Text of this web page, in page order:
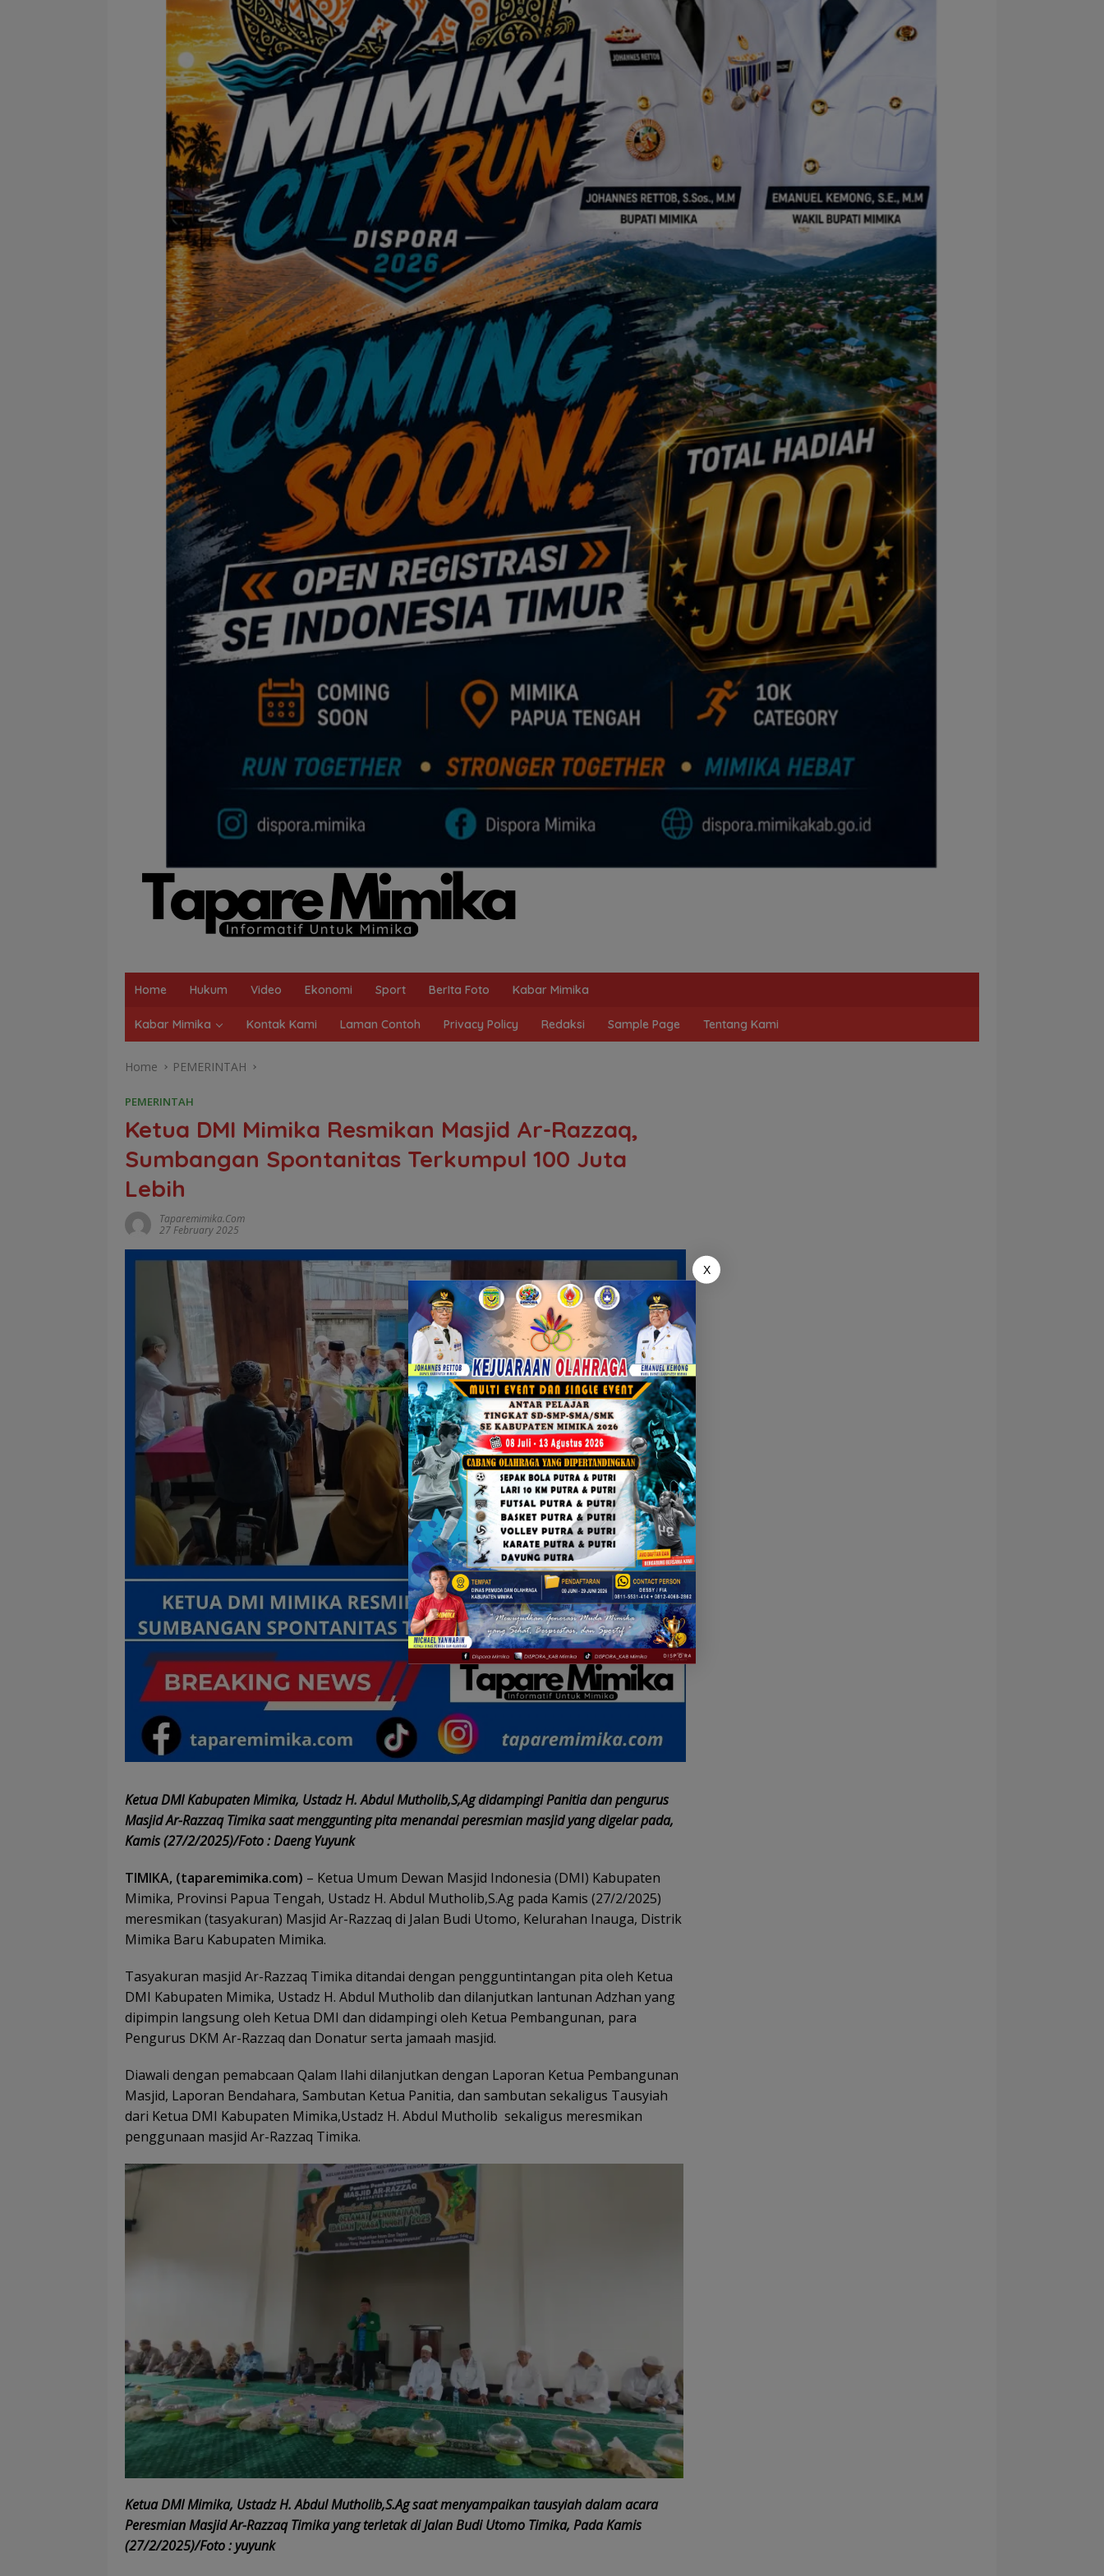
Home Hukum Video Ekonomi Sport BerIta Foto Kabar Mimika
Kabar Mimika Kontak Kami Laman Contoh Privacy Policy Redaksi Sample Page Tentang Kami
Home PEMERINTAH
PEMERINTAH
Ketua DMI Mimika Resmikan Masjid Ar-Razzaq,
Sumbangan Spontanitas Terkumpul 100 Juta
Lebih
Taparemimika.com
27 February 2025
Ketua DMI Kabupaten Mimika, Ustadz H. Abdul Mutholib,S,Ag didampingi Panitia dan pengurus
Masjid Ar-Razzaq Timika saat menggunting pita menandai peresmian masjid yang digelar pada,
Kamis (27/2/2025)/Foto : Daeng Yuyunk
TIMIKA, (taparemimika.com) – Ketua Umum Dewan Masjid Indonesia (DMI) Kabupaten
Mimika, Provinsi Papua Tengah, Ustadz H. Abdul Mutholib,S.Ag pada Kamis (27/2/2025)
meresmikan (tasyakuran) Masjid Ar-Razzaq di Jalan Budi Utomo, Kelurahan Inauga, Distrik
Mimika Baru Kabupaten Mimika.
Tasyakuran masjid Ar-Razzaq Timika ditandai dengan pengguntintangan pita oleh Ketua
DMI Kabupaten Mimika, Ustadz H. Abdul Mutholib dan dilanjutkan lantunan Adzhan yang
dipimpin langsung oleh Ketua DMI dan didampingi oleh Ketua Pembangunan, para
Pengurus DKM Ar-Razzaq dan Donatur serta jamaah masjid.
Diawali dengan pemabcaan Qalam Ilahi dilanjutkan dengan Laporan Ketua Pembangunan
Masjid, Laporan Bendahara, Sambutan Ketua Panitia, dan sambutan sekaligus Tausyiah
dari Ketua DMI Kabupaten Mimika,Ustadz H. Abdul Mutholib sekaligus meresmikan
penggunaan masjid Ar-Razzaq Timika.
Ketua DMI Mimika, Ustadz H. Abdul Mutholib,S.Ag saat menyampaikan tausyiah dalam acara
Peresmian Masjid Ar-Razzaq Timika yang terletak di Jalan Budi Utomo Timika, Pada Kamis
(27/2/2025)/Foto : yuyunk
X